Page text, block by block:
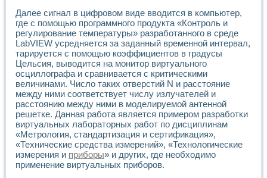
Виртуальные практикумы по электротехнике в среде
Из опыта внедрения в рамках национального проекта
Исследование эффективности решателей
Опыт разработки LabVIEW лабораторных практикумов
Проблемы повышения качества образования и
Развитие LabVIEW лабораторного практикума по
Разработка виртуальной лаборатории по электротехнике
Усовершенствованные алгоритмы частотного анализа
Об опыте работы учебного центра «Технологии
Технологии NI в магистерской программе «Прикладная
Система диагностики двигателей постоянного тока
Автоматизированный стенд формирования
Лабораторный практикум по курсу ИИС на базе
Партнеры
Далее сигнал в цифровом виде вводится в компьютер,
где с помощью программного продукта «Контроль и
регулирование температуры» разработанного в среде
LabVIEW усредняется за заданный временной интервал,
тарируется с помощью коэффициентов в градусы
Цельсия, выводится на монитор виртуального
осциллографа и сравнивается с критическими
величинами. Число таких отверстий N и расстояние
между ними соответствует числу излучателей и
расстоянию между ними в моделируемой антенной
решетке. Данная работа является примером разработки
виртуальных лабораторных работ по дисциплинам
«Метрология, стандартизация и сертификация»,
«Технические средства измерений», «Технологические
измерения и приборы» и других, где необходимо
применение виртуальных приборов.